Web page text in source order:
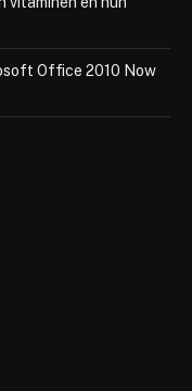
Office 2010 Now